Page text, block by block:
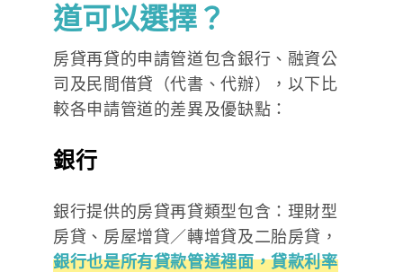
道可以選擇？
房貸再貸的申請管道包含銀行、融資公
司及民間借貸（代書、代辦），以下比
較各申請管道的差異及優缺點：
銀行
銀行提供的房貸再貸類型包含：理財型
房貸、房屋增貸／轉增貸及二胎房貸，
銀行也是所有貸款管道裡面，貸款利率